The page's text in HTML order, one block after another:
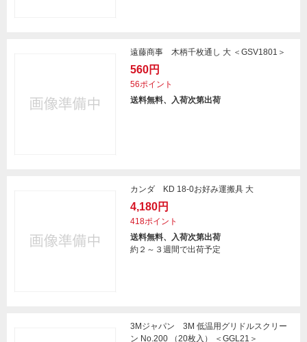
遠藤商事 木柄千枚通し 大 ＜GSV1801＞
560円
56ポイント
送料無料、入荷次第出荷
カンダ KD 18-0お好み運搬具 大
4,180円
418ポイント
送料無料、入荷次第出荷
約２～３週間で出荷予定
3Mジャパン 3M 低温用グリドルスクリー
ン No.200 （20枚入） ＜GGL21＞